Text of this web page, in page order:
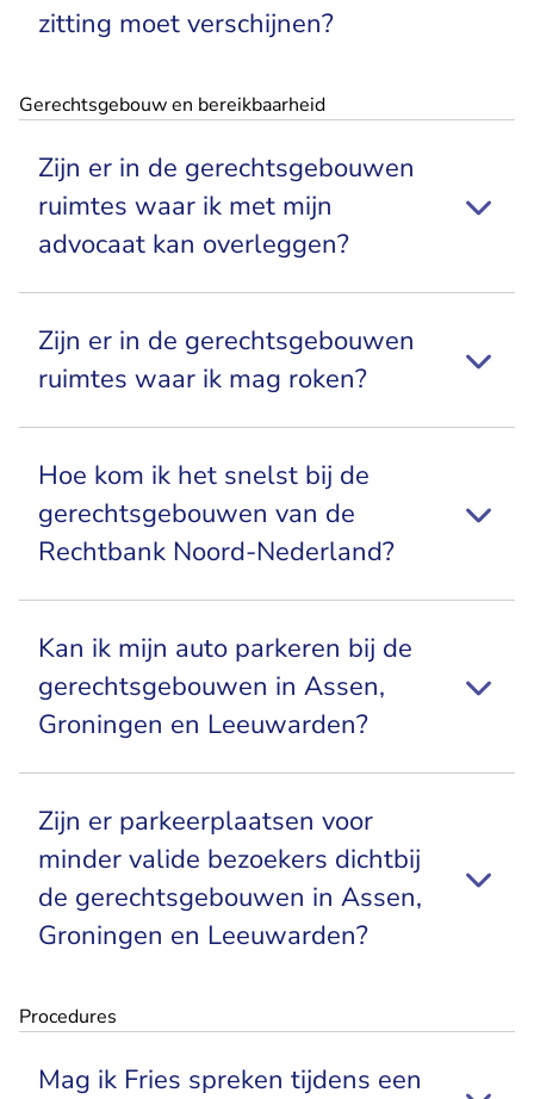
zitting moet verschijnen?
Gerechtsgebouw en bereikbaarheid
Zijn er in de gerechtsgebouwen
ruimtes waar ik met mijn
advocaat kan overleggen?
Zijn er in de gerechtsgebouwen
ruimtes waar ik mag roken?
Hoe kom ik het snelst bij de
gerechtsgebouwen van de
Rechtbank Noord-Nederland?
Kan ik mijn auto parkeren bij de
gerechtsgebouwen in Assen,
Groningen en Leeuwarden?
Zijn er parkeerplaatsen voor
minder valide bezoekers dichtbij
de gerechtsgebouwen in Assen,
Groningen en Leeuwarden?
Procedures
Mag ik Fries spreken tijdens een